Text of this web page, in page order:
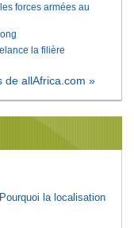
forces armées au
la filière
de allAfrica.com »
la localisation